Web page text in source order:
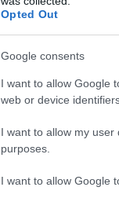
Opted Out
Google consents
I want to allow Google
web or device
I want to allow my
purposes.
I want to allow Google